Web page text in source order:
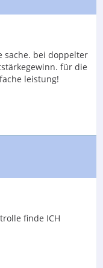
sache. bei doppelter
für die
leistung!
finde ICH